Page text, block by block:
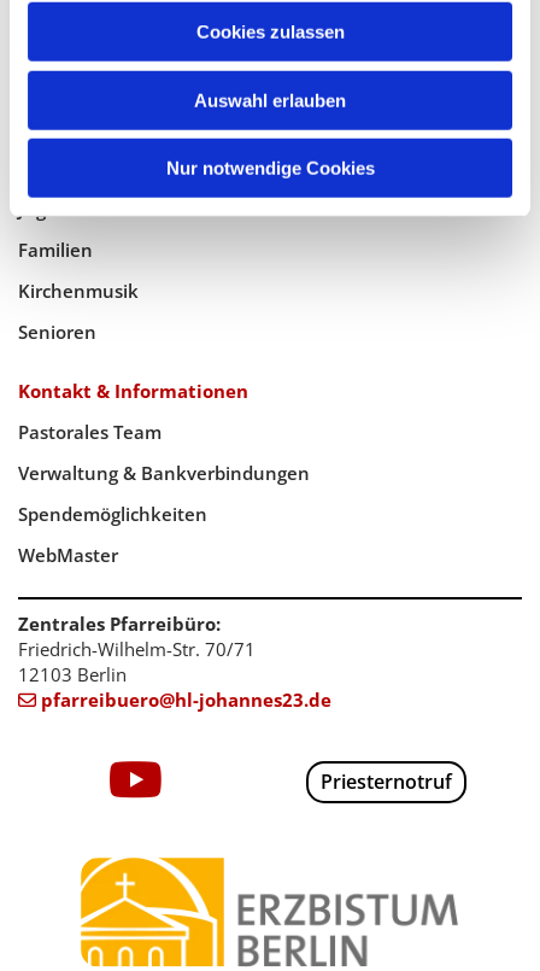
Cookies zulassen
Auswahl erlauben
Nur notwendige Cookies
Geistlicher Raum
Taufe, Kommunion & Trauung
Familien
Kirchenmusik
Senioren
Kontakt & Informationen
Pastorales Team
Verwaltung & Bankverbindungen
Spendemöglichkeiten
WebMaster
Zentrales Pfarreibüro:
Friedrich-Wilhelm-Str. 70/71
12103 Berlin
 pfarreibuero@hl-johannes23.de
Priesternotruf